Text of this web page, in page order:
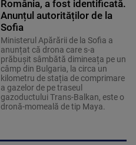
România, a fost identificată.
Anunțul autorităților de la
Sofia
Ministerul Apărării de la Sofia a
anunțat că drona care s-a
prăbușit sâmbătă dimineața pe un
câmp din Bulgaria, la circa un
kilometru de stația de comprimare
a gazelor de pe traseul
gazoductului Trans-Balkan, este o
dronă-momeală de tip Maya.